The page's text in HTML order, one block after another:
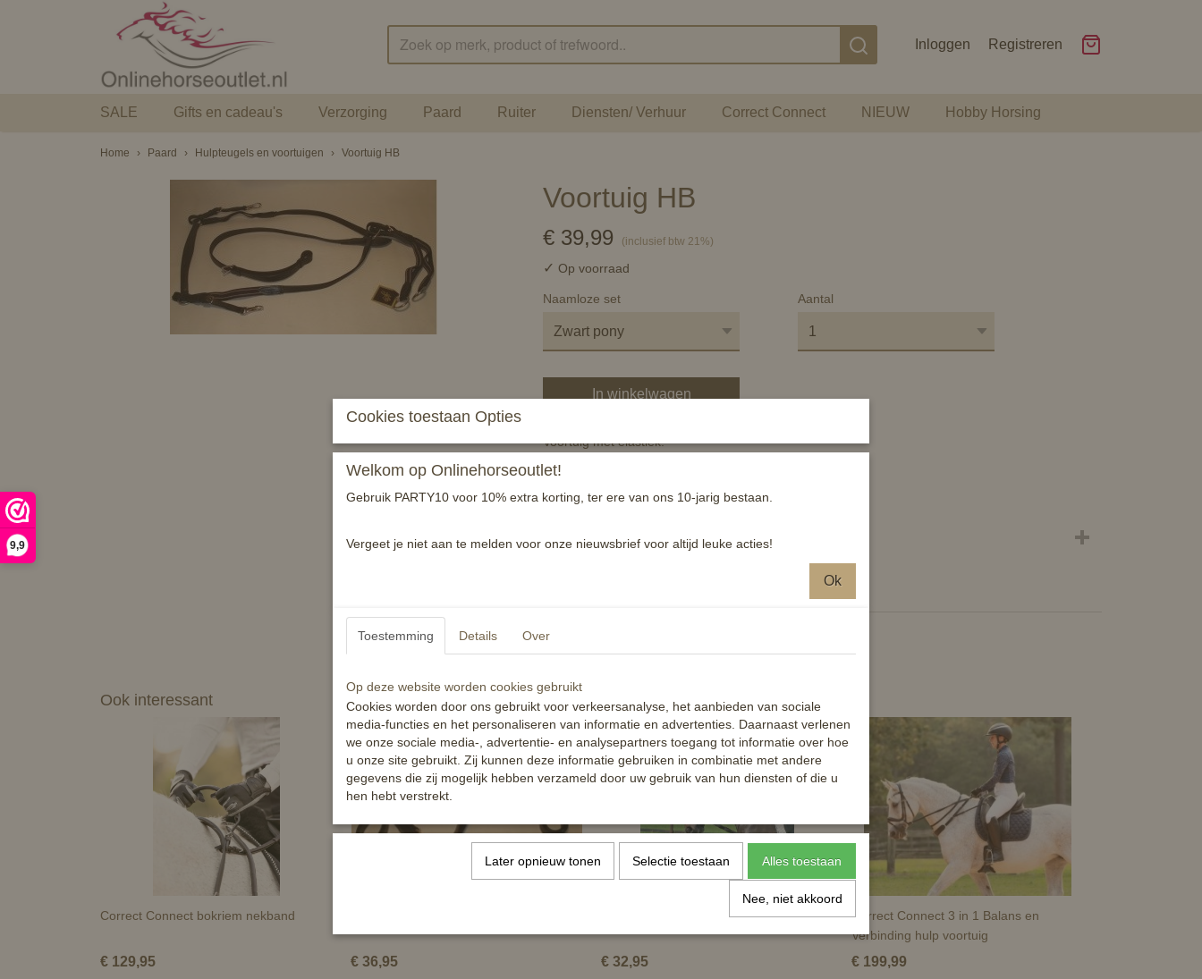
9,9
Inloggen Registreren
SALE Gifts en cadeau's Verzorging Paard Ruiter Diensten/ Verhuur Correct Connect NIEUW Hobby Horsing
Home › Paard › Hulpteugels en voortuigen › Voortuig HB
Voortuig HB
€ 39,99 (inclusief btw 21%)
✓ Op voorraad
Naamloze set Aantal
In winkelwagen
Voortuig met elastiek.
Maat shet tm full
Kleur zwart en havanna
Reacties
Ook interessant
Correct Connect bokriem nekband
€ 129,95 € 36,95
Bijzetteugel met elastiek
€ 32,95
Correct Connect 3 in 1 Balans en
Verbinding hulp voortuig
€ 199,99
Cookies toestaan Opties
Welkom op Onlinehorseoutlet!
Gebruik PARTY10 voor 10% extra korting, ter ere van ons 10-jarig bestaan.
Vergeet je niet aan te melden voor onze nieuwsbrief voor altijd leuke acties!
Ok
Toestemming Details Over
Op deze website worden cookies gebruikt
Cookies worden door ons gebruikt voor verkeersanalyse, het aanbieden van sociale
media-functies en het personaliseren van informatie en advertenties. Daarnaast verlenen
we onze sociale media-, advertentie- en analysepartners toegang tot informatie over hoe
u onze site gebruikt. Zij kunnen deze informatie gebruiken in combinatie met andere
gegevens die zij mogelijk hebben verzameld door uw gebruik van hun diensten of die u
hen hebt verstrekt.
Later opnieuw tonen Selectie toestaan Alles toestaan
Nee, niet akkoord